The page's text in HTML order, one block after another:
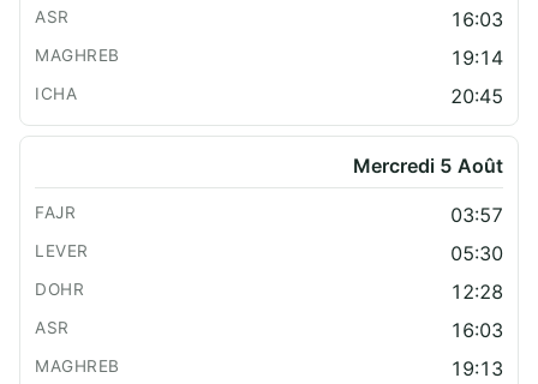
16:03
19:14
20:45
Mercredi 5 Août
03:57
05:30
12:28
16:03
19:13